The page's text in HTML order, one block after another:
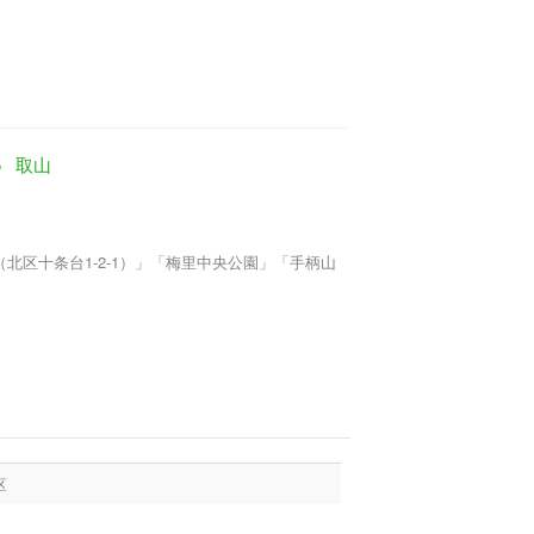
取山
区十条台1-2-1）」「梅里中央公園」「手柄山